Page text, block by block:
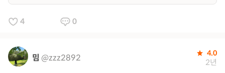
4 0
밈 @zzz2892 4.0
2년